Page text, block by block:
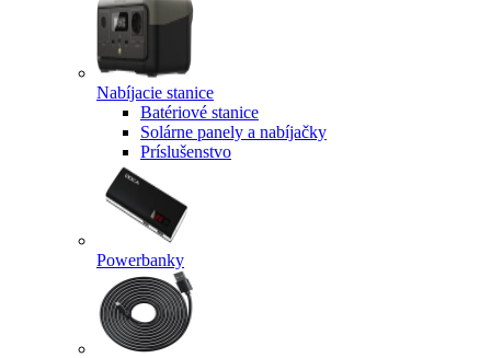
Nabíjacie stanice
Batériové stanice
Solárne panely a nabíjačky
Príslušenstvo
Powerbanky